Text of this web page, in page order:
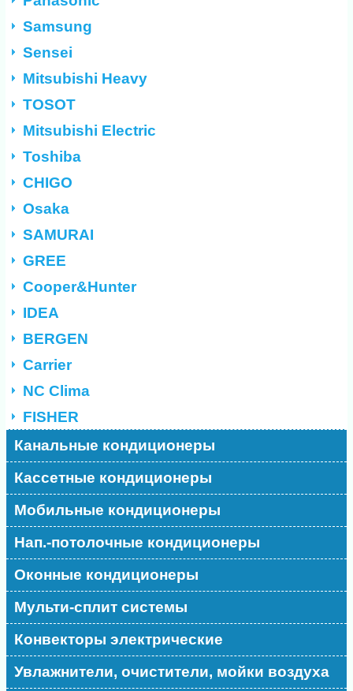
Samsung
Sensei
Mitsubishi Heavy
TOSOT
Mitsubishi Electric
Toshiba
CHIGO
Osaka
SAMURAI
GREE
Cooper&Hunter
IDEA
BERGEN
Carrier
NC Clima
FISHER
Канальные кондиционеры
Кассетные кондиционеры
Мобильные кондиционеры
Нап.-потолочные кондиционеры
Оконные кондиционеры
Мульти-сплит системы
Конвекторы электрические
Увлажнители, очистители, мойки воздуха